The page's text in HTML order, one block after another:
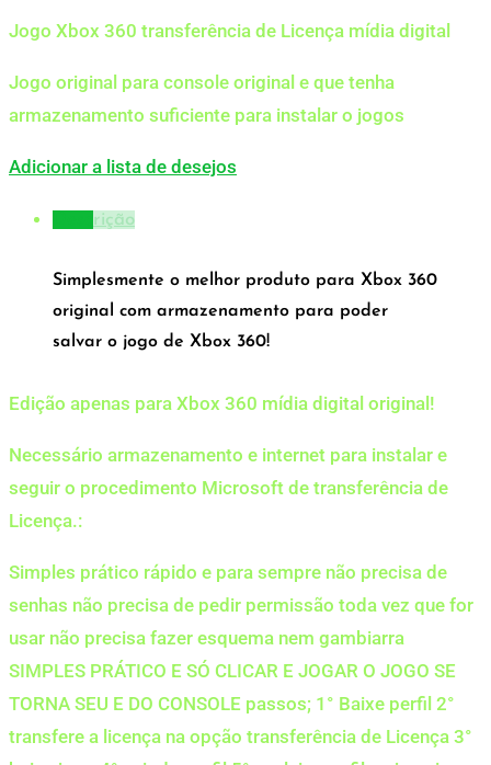
Jogo Xbox 360 transferência de Licença mídia digital
Jogo original para console original e que tenha
armazenamento suficiente para instalar o jogos
Adicionar a lista de desejos
Descrição
Simplesmente o melhor produto para Xbox 360
original com armazenamento para poder
salvar o jogo de Xbox 360!
Edição apenas para Xbox 360 mídia digital original!
Necessário armazenamento e internet para instalar e
seguir o procedimento Microsoft de transferência de
Licença.:
Simples prático rápido e para sempre não precisa de
senhas não precisa de pedir permissão toda vez que for
usar não precisa fazer esquema nem gambiarra
SIMPLES PRÁTICO E SÓ CLICAR E JOGAR O JOGO SE
TORNA SEU E DO CONSOLE passos; 1° Baixe perfil 2°
transfere a licença na opção transferência de Licença 3°